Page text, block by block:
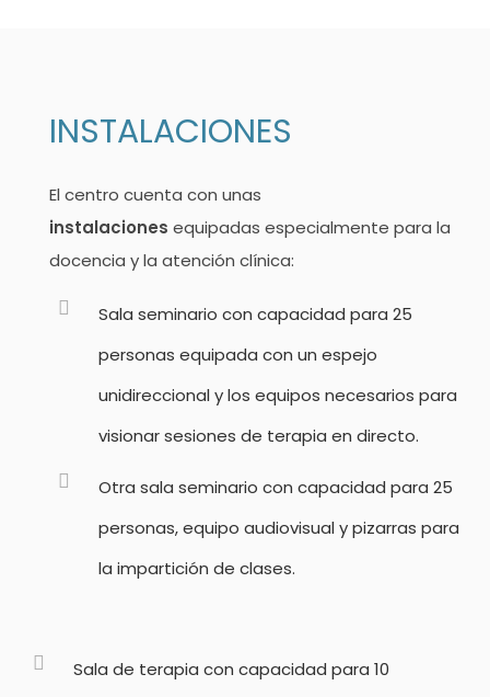
INSTALACIONES
El centro cuenta con unas
instalaciones equipadas especialmente para la
docencia y la atención clínica:
Sala seminario con capacidad para 25
personas equipada con un espejo
unidireccional y los equipos necesarios para
visionar sesiones de terapia en directo.
Otra sala seminario con capacidad para 25
personas, equipo audiovisual y pizarras para
la impartición de clases.
Sala de terapia con capacidad para 10